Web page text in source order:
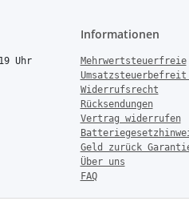
Uhr
Informationen
Mehrwertsteuerfreie
Widerrufsrecht
Rücksendungen
Vertrag widerrufen
Geld zurück
Über uns
FAQ